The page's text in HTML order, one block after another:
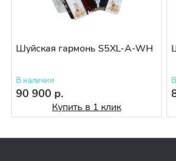
Шуйская гармонь S5XL-A-WH
В наличии
90 900 р.
Купить в 1 клик